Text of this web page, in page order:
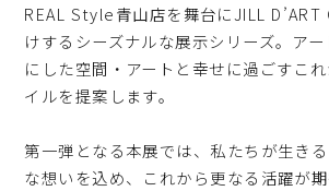
REAL Style青山店を舞台にJILL D’ART
けするシーズナルな展示シリーズ。ア
にした空間・アートと幸せに過ごすこ
イルを提案します。
第一弾となる本展では、私たちが生き
な想いを込め、これから更なる活躍が